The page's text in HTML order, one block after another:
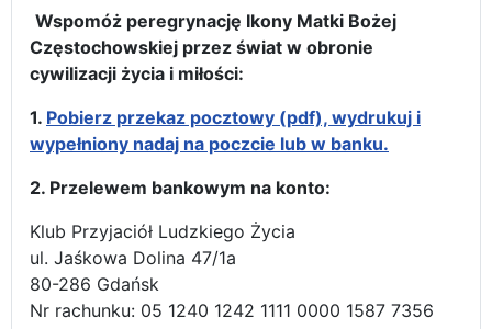
Wspomóż peregrynację Ikony Matki Bożej
Częstochowskiej przez świat w obronie
cywilizacji życia i miłości:
1. Pobierz przekaz pocztowy (pdf), wydrukuj i
wypełniony nadaj na poczcie lub w banku.
2. Przelewem bankowym na konto:
Klub Przyjaciół Ludzkiego Życia
ul. Jaśkowa Dolina 47/1a
80-286 Gdańsk
Nr rachunku: 05 1240 1242 1111 0000 1587 7356